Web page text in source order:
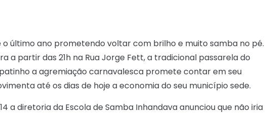
último ano prometendo voltar com brilho e muito samba no pé.
a partir das 21h na Rua Jorge Fett, a tradicional passarela do
a agremiação carnavalesca promete contar em seu
até os dias de hoje a economia do seu município sede.
a diretoria da Escola de Samba Inhandava anunciou que não iria